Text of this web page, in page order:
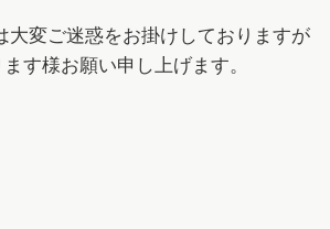
大変ご迷惑をお掛けしておりますが
す様お願い申し上げます。